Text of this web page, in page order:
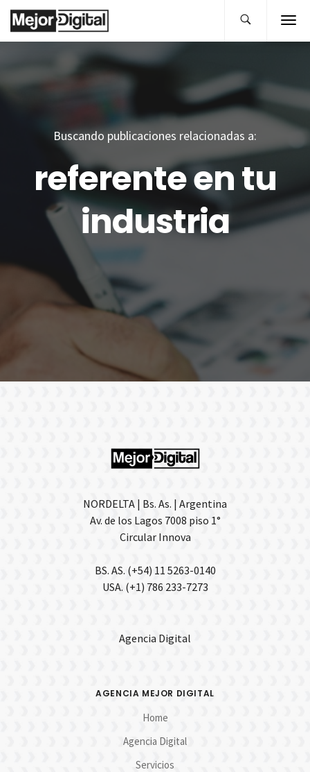
Buscando publicaciones relacionadas a:
referente en tu
industria
NORDELTA | Bs. As. | Argentina
Av. de los Lagos 7008 piso 1°
Circular Innova
BS. AS. (+54) 11 5263-0140
USA. (+1) 786 233-7273
Agencia Digital
AGENCIA MEJOR DIGITAL
Home
Agencia Digital
Servicios